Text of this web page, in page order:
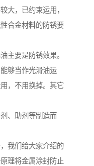
大，已约束运用，
合金材料的防锈要
主要是防锈效果。
够当作光滑油运
，不用换掉。其它
、助剂等制造而
我们给大家介绍的
理将金属涂封防止